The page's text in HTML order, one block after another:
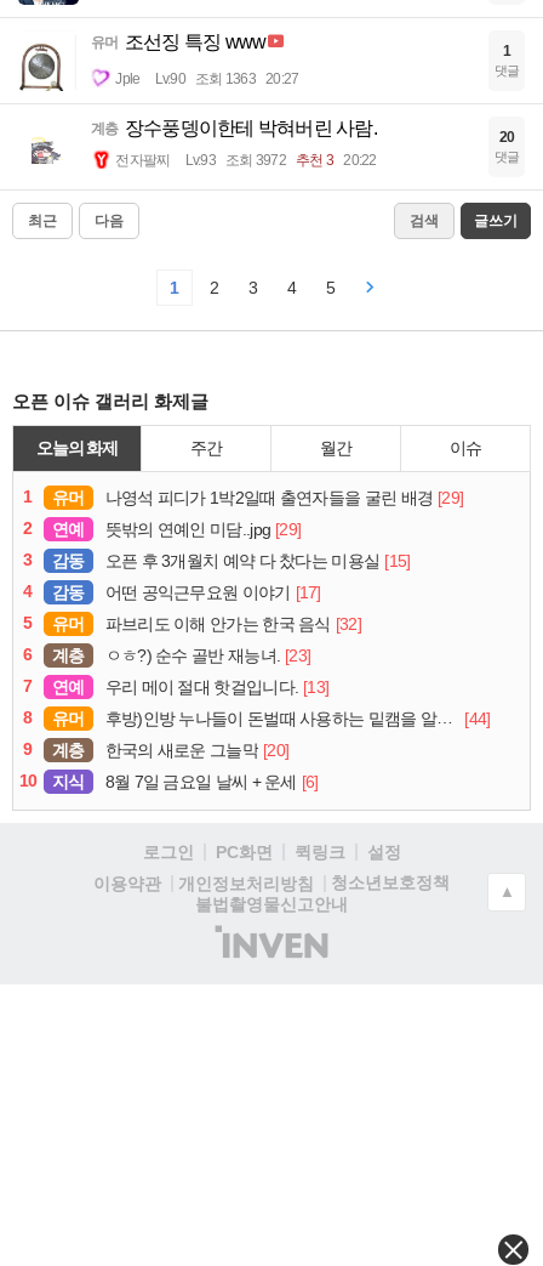
유머 조선징 특징 www
Jple Lv.90 조회 1363 20:27
1
댓글
계층 장수풍뎅이한테 박혀버린 사람.
전자팔찌 Lv.93 조회 3972 추천 3 20:22
20
댓글
최근 다음 검색 글쓰기
1 2 3 4 5
오픈 이슈 갤러리 화제글
오늘의 화제 주간 월간 이슈
1 유머 나영석 피디가 1박2일때 출연자들을 굴린 배경 [29]
2
연예 뜻밖의 연예인 미담..jpg [29]
3
감동 오픈 후 3개월치 예약 다 찼다는 미용실 [15]
4
감동 어떤 공익근무요원 이야기 [17]
5
유머 파브리도 이해 안가는 한국 음식 [32]
6
계층 ㅇㅎ?) 순수 골반 재능녀. [23]
7
연예 우리 메이 절대 핫걸입니다. [13]
8
유머 후방)인방 누나들이 돈벌때 사용하는 밑캠을 알아보자
[44]
9
계층 한국의 새로운 그늘막 [20]
10
지식 8월 7일 금요일 날씨 + 운세 [6]
로그인 PC화면 퀵링크
설정
이용약관
개인정보처리방침
청소년보호정책
불법촬영물신고안내
(주)
인
▲